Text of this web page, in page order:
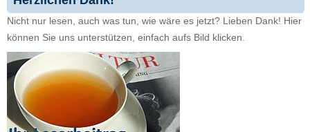
Nicht nur lesen, auch was tun, wie wäre es jetzt? Lieben Dank! Hier
können Sie uns unterstützen, einfach aufs Bild klicken.